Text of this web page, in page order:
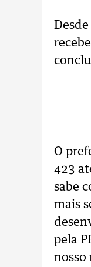
O
423
sabe
mais
pela
nosso